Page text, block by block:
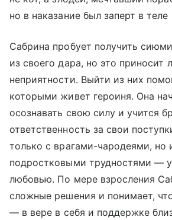
но в наказание был заперт в
Сабрина пробует получить
из своего дара, но это приносит
неприятности. Выйти из них
которыми живет героиня. Она
осознавать свою силу и учится
ответственность за свои
только с врагами-чародеями, но
подростковыми трудностями —
любовью. По мере взросления
сложные решения и понимает,
— в вере в себя и поддержке